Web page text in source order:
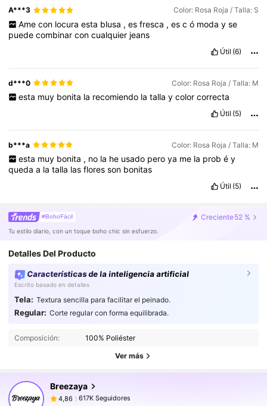
A***3 Color: Rosa Roja / Talla: S
Ame con locura esta blusa , es fresca , es c ó moda y se
puedecombinarconcualquier jeans
Útil (6)
d***0 Color: Rosa Roja / Talla: M
esta muy bonita la recomiendo la talla y color correcta
Útil (5)
b***a Color: Rosa Roja / Talla: M
esta muy bonita , no la he usado pero ya me la prob é y
quedaa latalla lasfloresson bonitas
Útil (5)
#BohoFácil Creciente52 %
Tu estilo diario, con un toque boho chic sin esfuerzo.
Detalles Del Producto
Características de la inteligencia artificial
Escrito basado en detalles
Tela: Textura sencilla para facilitar el peinado.
Regular: Corte regular con forma equilibrada.
Composición: 100% Poliéster
Ver más
Breezaya
617K Seguidores
617K Seguidores
4,86 617K Seguidores